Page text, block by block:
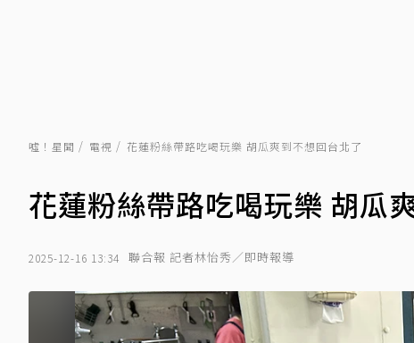
噓！星聞 電視 花蓮粉絲帶路吃喝玩樂 胡瓜爽到不想回台北了
花蓮粉絲帶路吃喝玩樂 胡瓜
2025-12-16 13:34 聯合報 記者林怡秀／即時報導